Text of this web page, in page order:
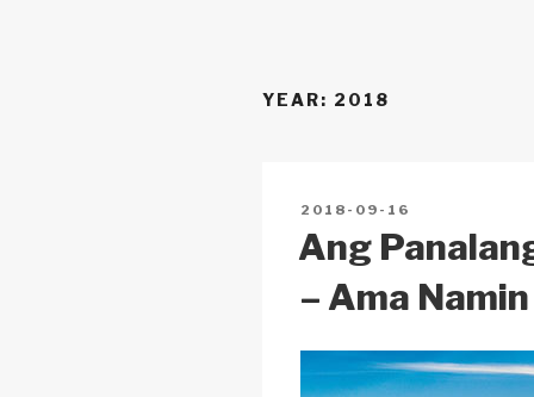
YEAR: 2018
POSTED
2018-09-16
Ang
– Ama Namin